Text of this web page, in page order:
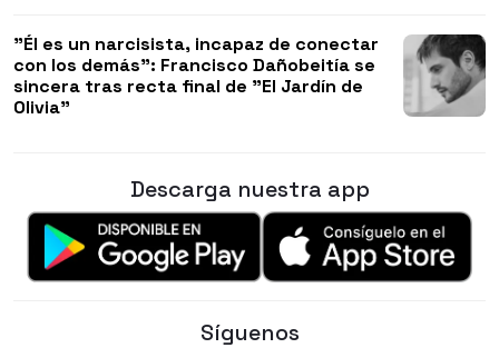
"Él es un narcisista, incapaz de conectar
con los demás": Francisco Dañobeitía se
sincera tras recta final de "El Jardín de
Olivia"
Descarga nuestra app
Síguenos